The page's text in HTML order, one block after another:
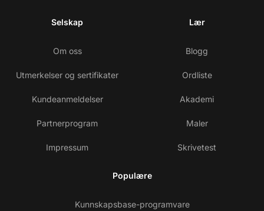
Selskap
Om oss
Utmerkelser og sertifikater
Kundeanmeldelser
Partnerprogram
Impressum
Lær
Blogg
Ordliste
Akademi
Maler
Skrivetest
Populære
Kunnskapsbase-programvare